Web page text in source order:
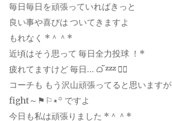
毎日毎日を頑張っていればきっと
良い事や喜びは ついてきますよ
もれなく *＾＾*
近頃はそう思って 毎日全力投球 ！*
疲れてますけど 毎日… ᜊﬞﬞ ᶻᶻᶻ 笑⃝
コーチも もう沢山頑張ってると思いますが
fight～⚑⚐٭꙳ ですよ
今日も私は頑張りました *＾＾*